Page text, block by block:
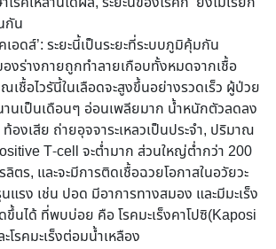
กัน
คเอดส์’: ระยะนี้เป็นระยะที่ระบบภูมิคุ้มกัน
องร่างกายถูกทำลายเกือบทั้งหมดจากเชื้อ
เชื้อไวรันี้ในเลือดจะสูงขึ้นอย่างรวดเร็ว ผู้ป่วย
านเป็นเดือนๆ อ่อนเพลียมาก น้ำหนักตัวลดลง
ท้องเสีย ถ่ายอุจจาระเหลวเป็นประจำ, ปริมาณ
T-cell จะต่ำมาก ส่วนใหญ่ต่ำกว่า 200
ลิตร, และจะมีการติดเชื้อฉวยโอกาสในอวัยวะ
รง เช่น ปอด มีอาการทางสมอง และมีมะเร็ง
นได้ ที่พบบ่อย คือ โรคมะเร็งคาโปซิ(Kaposi
โรคมะเร็งต่อมน้ำเหลือง